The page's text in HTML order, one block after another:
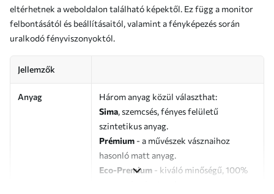
eltérhetnek a weboldalon található képektől. Ez függ a monitor
felbontásától és beállításaitól, valamint a fényképezés során
uralkodó fényviszonyoktól.
Jellemzők
Anyag
Három anyag közül választhat:
Sima, szemcsés, fényes felületű
szintetikus anyag.
Prémium - a művészek vásznaihoz
hasonló matt anyag.
Eco-Premium - kiváló minőségű, 100%